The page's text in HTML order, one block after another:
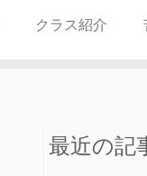
クラス紹介
最近の記